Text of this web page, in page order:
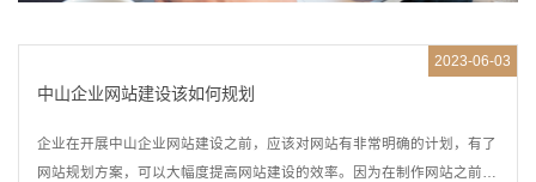
中山企业网站建设该如何规划
企业在开展中山企业网站建设之前，应该对网站有非常明确的计划，有了
网站规划方案，可以大幅度提高网站建设的效率。因为在制作网站之前，
2023-06-03